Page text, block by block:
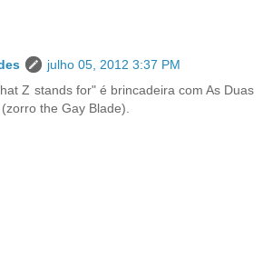
julho 05, 2012 3:37 PM
Z stands for" é brincadeira com As Duas
the Gay Blade).